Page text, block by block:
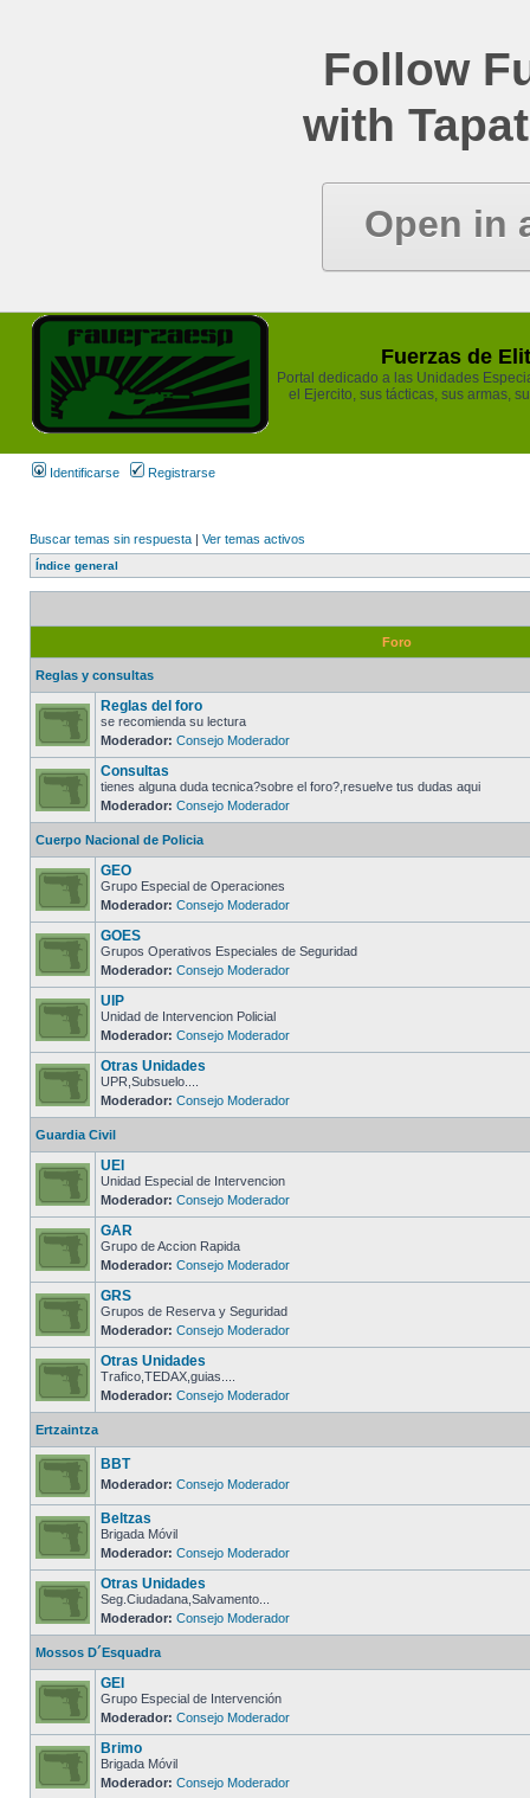
Follow
with
Open in
Fuerzas de
Portal dedicado a las Unidades
el Ejercito, sus tácticas, sus armas,
Identificarse Registrarse
Buscar temas sin respuesta | Ver temas activos
Índice general
Foro
Reglas y consultas
Reglas del foro
se recomienda su lectura
Moderador: Consejo Moderador
Consultas
tienes alguna duda tecnica?sobre el foro?,resuelve tus dudas aqui
Moderador: Consejo Moderador
Cuerpo Nacional de Policia
GEO
Grupo Especial de Operaciones
Moderador: Consejo Moderador
GOES
Grupos Operativos Especiales de Seguridad
Moderador: Consejo Moderador
UIP
Unidad de Intervencion Policial
Moderador: Consejo Moderador
Otras Unidades
UPR,Subsuelo....
Moderador: Consejo Moderador
Guardia Civil
UEI
Unidad Especial de Intervencion
Moderador: Consejo Moderador
GAR
Grupo de Accion Rapida
Moderador: Consejo Moderador
GRS
Grupos de Reserva y Seguridad
Moderador: Consejo Moderador
Otras Unidades
Trafico,TEDAX,guias....
Moderador: Consejo Moderador
Ertzaintza
BBT
Moderador: Consejo Moderador
Beltzas
Brigada Móvil
Moderador: Consejo Moderador
Otras Unidades
Seg.Ciudadana,Salvamento...
Moderador: Consejo Moderador
Mossos D´Esquadra
GEI
Grupo Especial de Intervención
Moderador: Consejo Moderador
Brimo
Brigada Móvil
Moderador: Consejo Moderador